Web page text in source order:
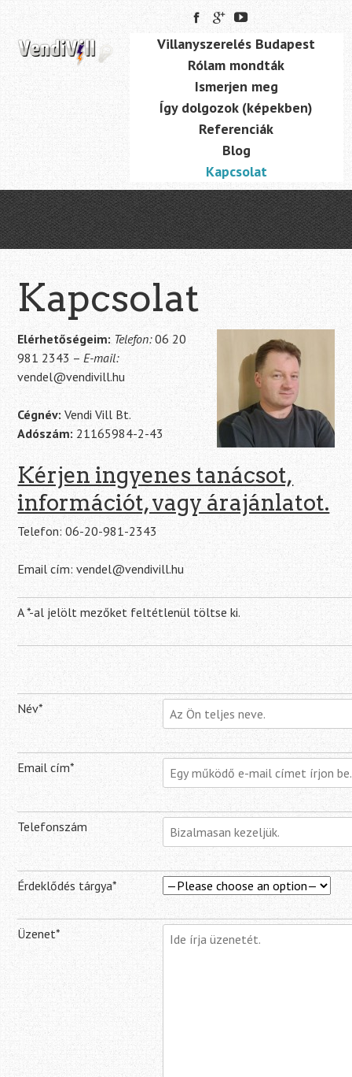
main
content
Skip to content
Villanyszerelés Budapest
Rólam mondták
Ismerjen meg
Így dolgozok (képekben)
Referenciák
Blog
Kapcsolat
Kapcsolat
Elérhetőségeim: Telefon:06 20
981 2343 –E-mail:
vendel@vendivill.hu
Cégnév:Vendi Vill Bt.
Adószám: 21165984-2-43
Kérjen ingyenes tanácsot,
információt, vagy árajánlatot.
Telefon: 06-20-981-2343
Email cím: vendel@vendivill.hu
A *-al jelölt mezőket feltétlenül töltse ki.
Név*
Email cím*
Telefonszám
Érdeklődés tárgya*
Üzenet*